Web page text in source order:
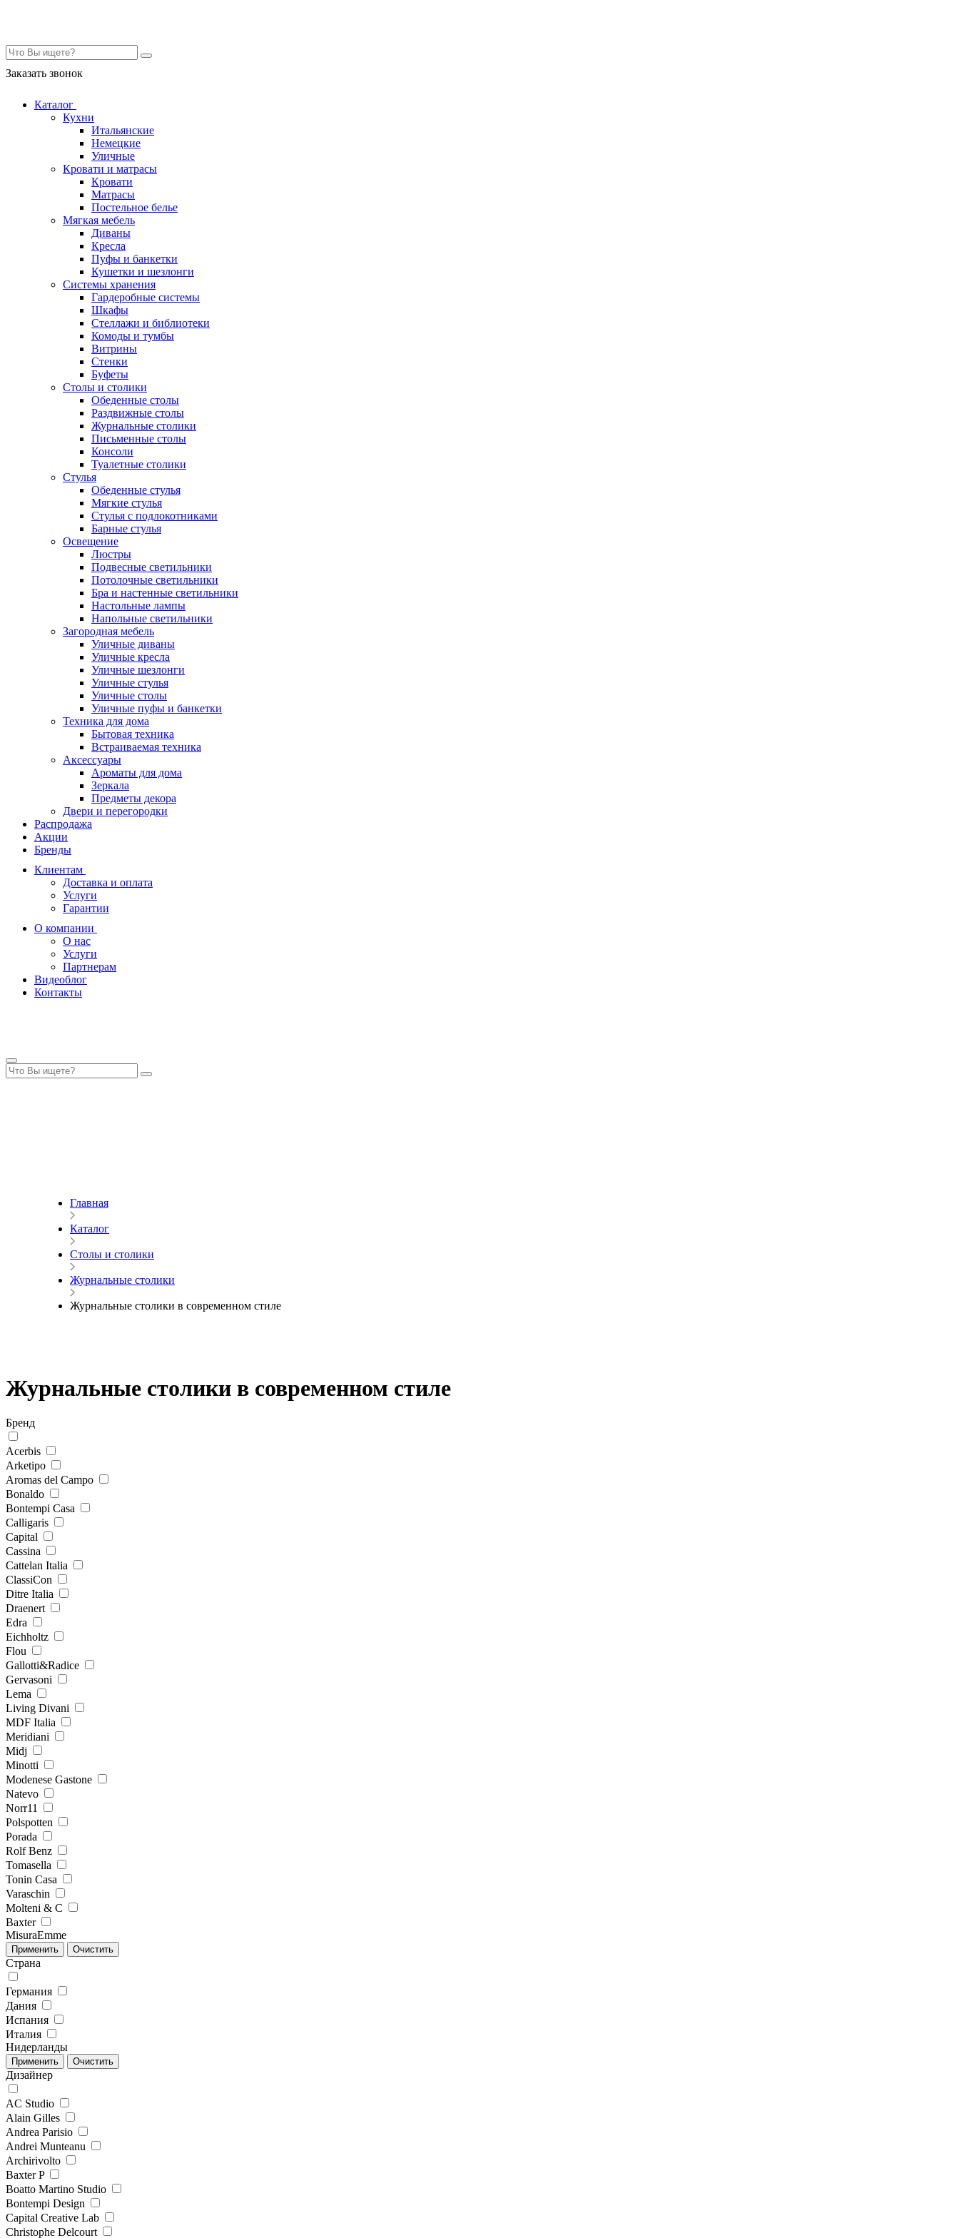
Заказать звонок
Каталог
Кухни
Итальянские
Немецкие
Уличные
Кровати и матрасы
Кровати
Матрасы
Постельное белье
Мягкая мебель
Диваны
Кресла
Пуфы и банкетки
Кушетки и шезлонги
Системы хранения
Гардеробные системы
Шкафы
Стеллажи и библиотеки
Комоды и тумбы
Витрины
Стенки
Буфеты
Столы и столики
Обеденные столы
Раздвижные столы
Журнальные столики
Письменные столы
Консоли
Туалетные столики
Стулья
Обеденные стулья
Мягкие стулья
Стулья с подлокотниками
Барные стулья
Освещение
Люстры
Подвесные светильники
Потолочные светильники
Бра и настенные светильники
Настольные лампы
Напольные светильники
Загородная мебель
Уличные диваны
Уличные кресла
Уличные шезлонги
Уличные стулья
Уличные столы
Уличные пуфы и банкетки
Техника для дома
Бытовая техника
Встраиваемая техника
Аксессуары
Ароматы для дома
Зеркала
Предметы декора
Двери и перегородки
Распродажа
Акции
Бренды
Клиентам
Доставка и оплата
Услуги
Гарантии
О компании
О нас
Услуги
Партнерам
Видеоблог
Контакты
Главная
Каталог
Столы и столики
Журнальные столики
Журнальные столики в современном стиле
Журнальные столики в современном стиле
Бренд
Acerbis
Arketipo
Aromas del Campo
Bonaldo
Bontempi Casa
Calligaris
Capital
Cassina
Cattelan Italia
ClassiСon
Ditre Italia
Draenert
Edra
Eichholtz
Flou
Gallotti&Radice
Gervasoni
Lema
Living Divani
MDF Italia
Meridiani
Midj
Minotti
Modenese Gastone
Natevo
Norr11
Polspotten
Porada
Rolf Benz
Tomasella
Tonin Casa
Varaschin
Molteni & C
Baxter
MisuraEmme
Страна
Германия
Дания
Испания
Италия
Нидерланды
Дизайнер
AC Studio
Alain Gilles
Andrea Parisio
Andrei Munteanu
Archirivolto
Baxter P
Boatto Martino Studio
Bontempi Design
Capital Creative Lab
Christophe Delcourt